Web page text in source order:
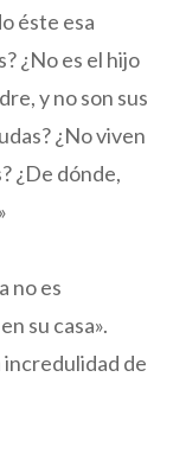
éste esa
¿No es el hijo
y no son sus
¿No viven
¿De dónde,
no es
su casa».
incredulidad de